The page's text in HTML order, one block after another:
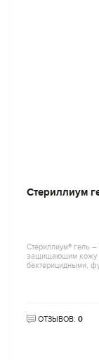
Стериллиум
Стериллиум® гель
защищающим кожу
бактерицидными,
ОТЗЫВОВ: 0